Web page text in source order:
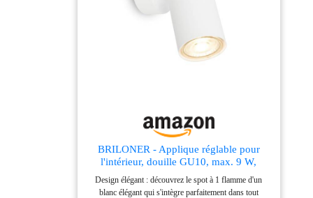
✨Installation facile : Conçue pour une installation
simple, cette lampe murale est parfaite pour les
amateurs de bricolage. Elle s'adapte parfaitement à
divers styles de décoration intérieure
BRILONER - Applique réglable pour
l'intérieur, douille GU10, max. 9 W,
lampe de lecture, lampe de salon, lampe
murale, lampe de cuisine, lampe de
Design élégant : découvrez le spot à 1 flamme d'un
blanc élégant qui s'intègre parfaitement dans tout